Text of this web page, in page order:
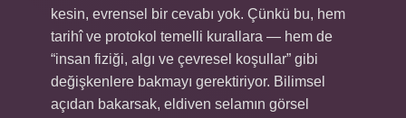
kesin, evrensel bir cevabı yok. Çünkü bu, hem
tarihî ve protokol temelli kurallara — hem de
“insan fiziği, algı ve çevresel koşullar” gibi
değişkenlere bakmayı gerektiriyor. Bilimsel
açıdan bakarsak, eldiven selamın görsel